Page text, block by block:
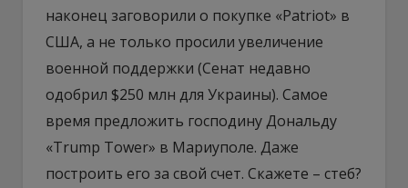
наконец заговорили о покупке «Patriot» в
США, а не только просили увеличение
военной поддержки (Сенат недавно
одобрил $250 млн для Украины). Самое
время предложить господину Дональду
«Trump Tower» в Мариуполе. Даже
построить его за свой счет. Скажете – стеб?